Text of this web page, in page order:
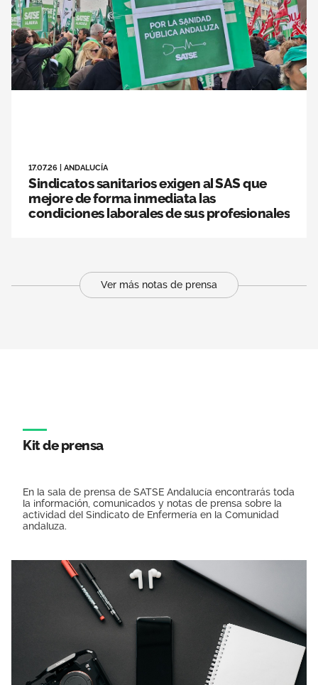
17.07.26 ANDALUCÍA
Sindicatos sanitarios exigen al SAS que
mejore de forma inmediata las
condiciones laborales de sus profesionales
Ver más notas de prensa
Kit de prensa
En la sala de prensa de SATSE Andalucía encontrarás toda
la información, comunicados y notas de prensa sobre la
actividad del Sindicato de Enfermería en la Comunidad
andaluza.